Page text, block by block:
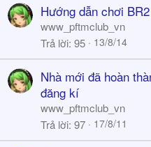
Hướng dẫn chơi
www_pftmclub_vn
Trả lời 95 13/8/14
Nhà mới đã hoàn
đăng kí
www_pftmclub_vn
Trả lời 97 17/8/11